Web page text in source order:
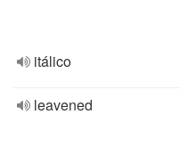
itálico
leavened